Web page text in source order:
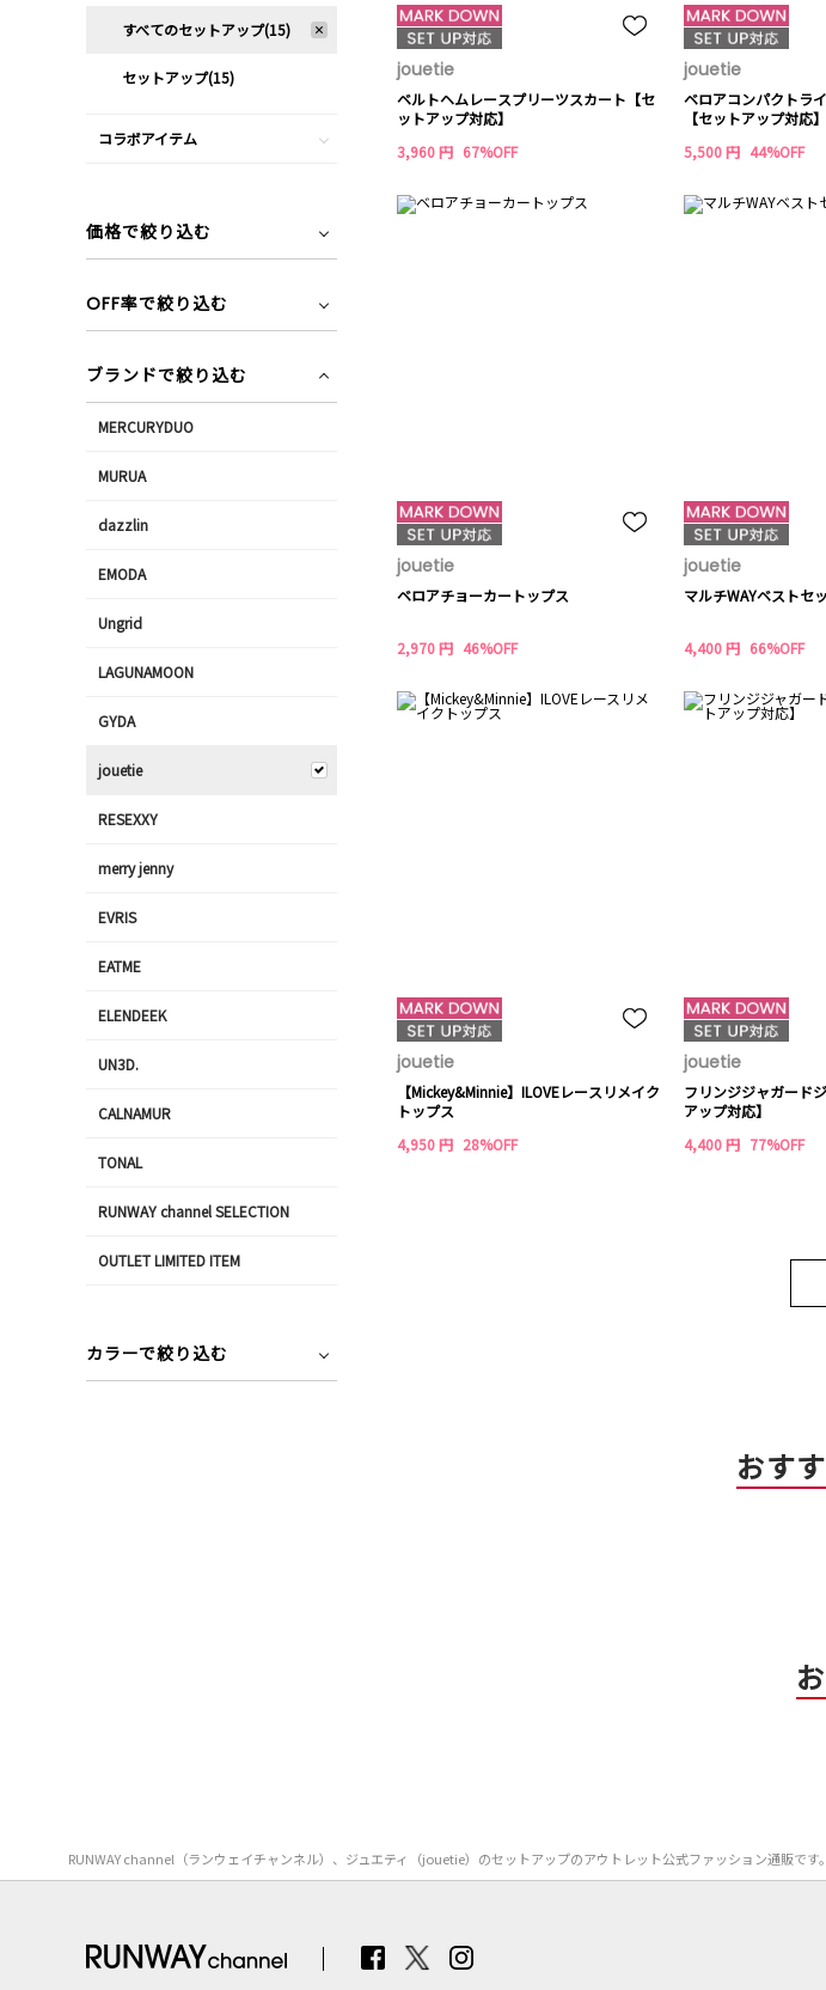
jouetie
ベルトヘムレースプリーツスカート【セ
ットアップ対応】
3,960 円 67%OFF
jouetie
ベロアコンパクトラ
【セットアップ対応】
5,500 円 44%OFF
jouetie
ベロアチョーカートップス
2,970 円 46%OFF
jouetie
マルチWAYベストセ
4,400 円 66%OFF
jouetie
【Mickey&Minnie】ILOVEレースリメイク
トップス
4,950 円 28%OFF
jouetie
フリンジジャガード
アップ対応】
4,400 円 77%OFF
おす
すべてのセットアップ(15)
セットアップ(15)
コラボアイテム
価格で絞り込む
OFF率で絞り込む
ブランドで絞り込む
MERCURYDUO
MURUA
dazzlin
EMODA
Ungrid
LAGUNAMOON
GYDA
jouetie
RESEXXY
merry jenny
EVRIS
EATME
ELENDEEK
UN3D.
CALNAMUR
TONAL
RUNWAY channel SELECTION
OUTLET LIMITED ITEM
カラーで絞り込む
RUNWAY channel（ランウェイチャンネル）、ジュエティ（jouetie）のセットアップのアウトレット公式ファッション通販で